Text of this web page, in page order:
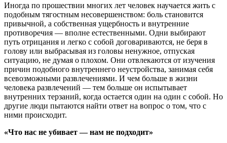
Иногда по прошествии многих лет человек научается жить с
подобным тягостным несовершенством: боль становится
привычной, а собственная ущербность и внутренние
противоречия — вполне естественными. Одни выбирают
путь отрицания и легко с собой договариваются, не беря в
голову или выбрасывая из головы ненужное, отпуская
ситуацию, не думая о плохом. Они отвлекаются от изучения
причин подобного внутреннего неустройства, занимая себя
всевозможными развлечениями. И чем больше в жизни
человека развлечений — тем больше он испытывает
внутренних терзаний, когда остается один на один с собой. Но
другие люди пытаются найти ответ на вопрос о том, что с
ними происходит.
«Что нас не убивает — нам не подходит»